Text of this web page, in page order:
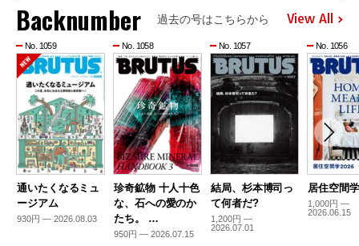
Backnumber 過去の号はこちらから View All
No. 1059
通いたくなるミュ
ージアム
930円 — 2026.08.03
No. 1058
珍奇鉱物 十人十色
な、石への愛のか
たち。 …
950円 — 2026.07.15
No. 1057
結局、杉本博司っ
て何者だ?
1,200円 —
2026.07.01
No. 1056
居住空間
1,000円 —
2026.06.15